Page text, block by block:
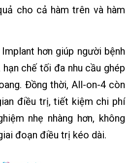
cho cả hàm trên và hàm
hơn giúp người bệnh
chế tối đa nhu cầu ghép
Đồng thời, All-on-4 còn
điều trị, tiết kiệm chi phí
nhẹ nhàng hơn, không
đoạn điều trị kéo dài.